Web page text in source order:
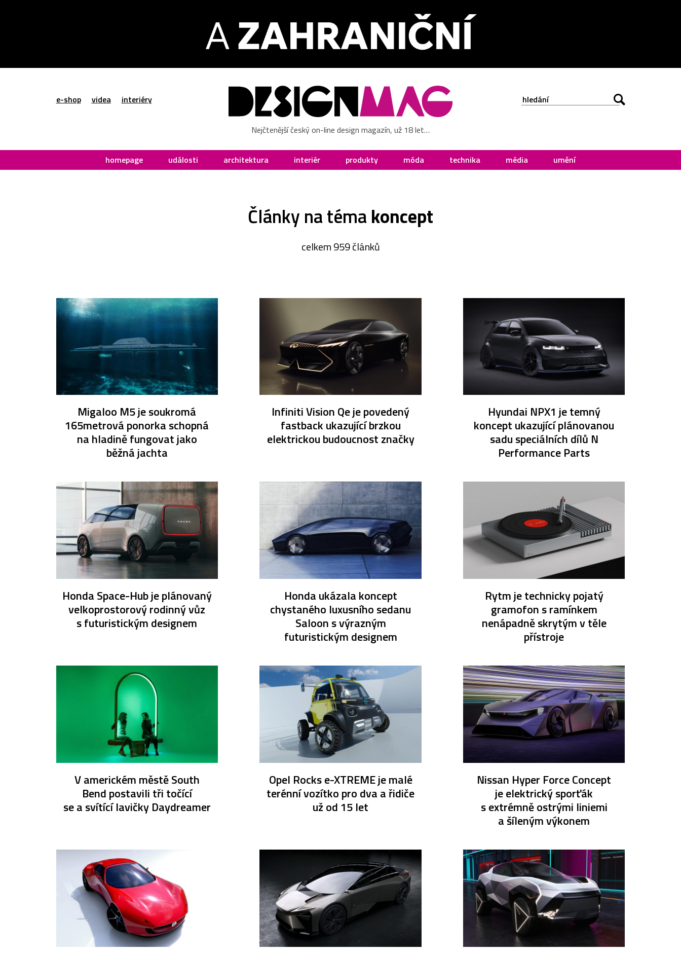
e-shop videa interiéry
Nejčtenější český on-line design magazín, už 18 let…
homepage události architektura interiér produkty móda technika média umění
Články na téma koncept
celkem 959 článků
Migaloo M5 je soukromá
165metrová ponorka schopná
na hladině fungovat jako
běžná jachta
Infiniti Vision Qe je povedený
fastback ukazující brzkou
elektrickou budoucnost značky
Hyundai NPX1 je temný
koncept ukazující plánovanou
sadu speciálních dílů N
Performance Parts
Honda Space-Hub je plánovaný
velkoprostorový rodinný vůz
s futuristickým designem
Honda ukázala koncept
chystaného luxusního sedanu
Saloon s výrazným
futuristickým designem
Rytm je technicky pojatý
gramofon s ramínkem
nenápadně skrytým v těle
přístroje
V americkém městě South
Bend postavili tři točící
se a svítící lavičky Daydreamer
Opel Rocks e-XTREME je malé
terénní vozítko pro dva a řidiče
už od 15 let
Nissan Hyper Force Concept
je elektrický sporťák
s extrémně ostrými liniemi
a šíleným výkonem